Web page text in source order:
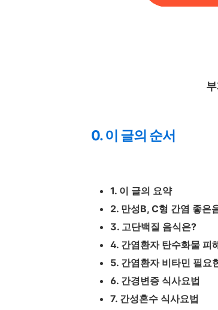
0. 이 글의 순서
1. 이 글의 요약
2. 만성B, C형 간염 좋은
3. 고단백질 음식은?
4. 간염환자 탄수화물 피
5. 간염환자 비타민 필요
6. 간경변증 식사요법
7. 간성혼수 식사요법